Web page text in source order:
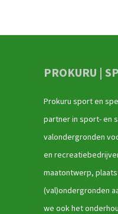
PROKURU |
Prokuru sport en
partner in sport- en
valondergronden
en
maatontwerp,
(val)ondergronden
we ook het